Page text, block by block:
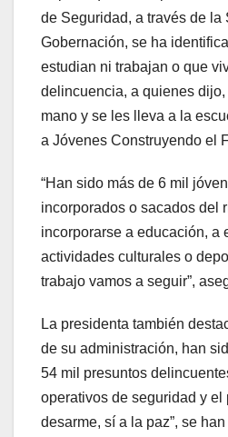
de Seguridad, a través de la
Gobernación, se ha
estudian ni trabajan o que
delincuencia, a quienes dijo,
mano y se les lleva a la
a Jóvenes Construyendo el
“Han sido más de 6 mil
incorporados o sacados del
incorporarse a educación, a
actividades culturales o
trabajo vamos a seguir”,
La presidenta también
de su administración, han
54 mil presuntos
operativos de seguridad y el
desarme, sí a la paz”, se